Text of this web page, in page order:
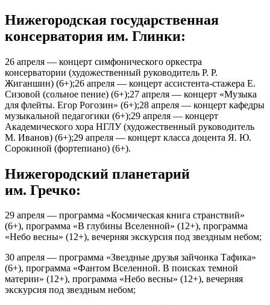
Нижегородская государственная
консерватория им. Глинки:
26 апреля — концерт симфонического оркестра
консерватории (художественный руководитель Р. Р.
Жиганшин) (6+);26 апреля — концерт ассистента-стажера Е.
Сизовой (сольное пение) (6+);27 апреля — концерт «Музыка
для флейты. Егор Рогозин» (6+);28 апреля — концерт кафедры
музыкальной педагогики (6+);29 апреля — концерт
Академического хора НГЛУ (художественный руководитель
М. Иванов) (6+);29 апреля — концерт класса доцента Я. Ю.
Сорокиной (фортепиано) (6+).
Нижегородский планетарий
им. Гречко:
29 апреля — программа «Космическая книга странствий»
(6+), программа «В глубины Вселенной» (12+), программа
«Небо весны» (12+), вечерняя экскурсия под звездным небом;
30 апреля — программа «Звездные друзья зайчонка Тафика»
(6+), программа «Фантом Вселенной. В поисках темной
материи» (12+), программа «Небо весны» (12+), вечерняя
экскурсия под звездным небом;